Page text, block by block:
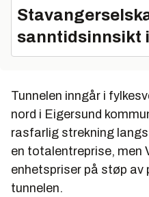
sanntidsinnsikt
Tunnelen inngår i
nord i Eigersund
rasfarlig strekning
en totalentreprise, men
enhetspriser på støp av
tunnelen.